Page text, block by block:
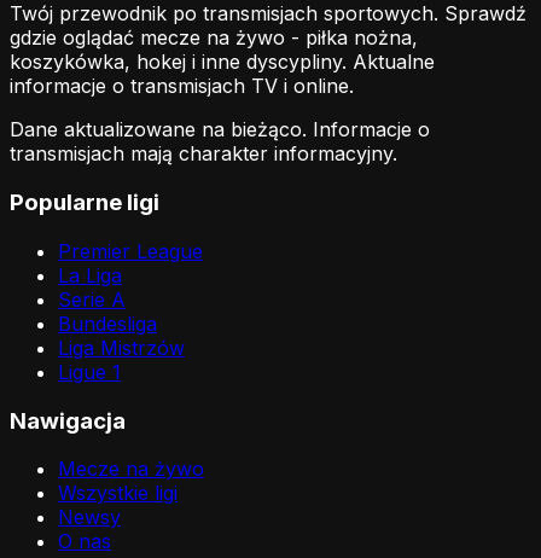
Twój przewodnik po transmisjach sportowych. Sprawdź
gdzie oglądać mecze na żywo - piłka nożna,
koszykówka, hokej i inne dyscypliny. Aktualne
informacje o transmisjach TV i online.
Dane aktualizowane na bieżąco. Informacje o
transmisjach mają charakter informacyjny.
Popularne ligi
Premier League
La Liga
Serie A
Bundesliga
Liga Mistrzów
Ligue 1
Nawigacja
Mecze na żywo
Wszystkie ligi
Newsy
O nas